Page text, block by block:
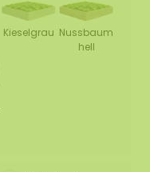
Kieselgrau Nussbaum
hell